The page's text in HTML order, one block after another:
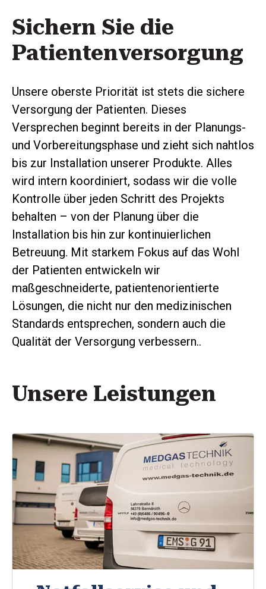
Sichern Sie die
Patientenversorgung
Unsere oberste Priorität ist stets die sichere
Versorgung der Patienten. Dieses
Versprechen beginnt bereits in der Planungs-
und Vorbereitungsphase und zieht sich nahtlos
bis zur Installation unserer Produkte. Alles
wird intern koordiniert, sodass wir die volle
Kontrolle über jeden Schritt des Projekts
behalten – von der Planung über die
Installation bis hin zur kontinuierlichen
Betreuung. Mit starkem Fokus auf das Wohl
der Patienten entwickeln wir
maßgeschneiderte, patientenorientierte
Lösungen, die nicht nur den medizinischen
Standards entsprechen, sondern auch die
Qualität der Versorgung verbessern..
Unsere Leistungen